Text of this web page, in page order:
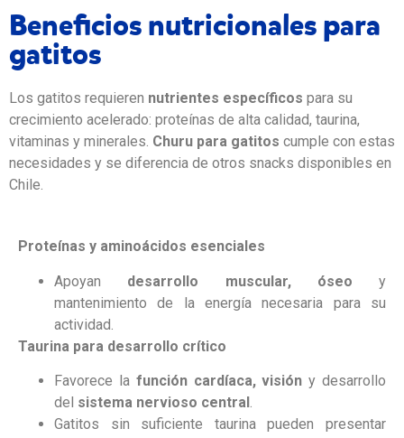
Beneficios nutricionales para
gatitos
Los gatitos requieren nutrientes específicos para su
crecimiento acelerado: proteínas de alta calidad, taurina,
vitaminas y minerales. Churu para gatitos cumple con estas
necesidades y se diferencia de otros snacks disponibles en
Chile.
Proteínas y aminoácidos esenciales
Apoyan desarrollo muscular, óseo y
mantenimiento de la energía necesaria para su
actividad.
Taurina para desarrollo crítico
Favorece la función cardíaca, visión y desarrollo
del sistema nervioso central .
Gatitos sin suficiente taurina pueden presentar